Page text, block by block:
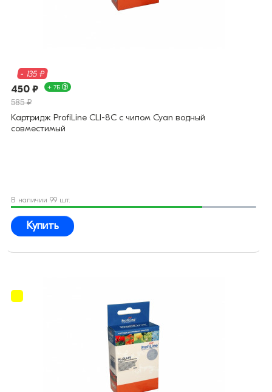
- 135 ₽
450 ₽ + 7Б
585 ₽
Картридж ProfiLine CLI-8C с чипом Cyan водный
совместимый
В наличии 99 шт.
Купить